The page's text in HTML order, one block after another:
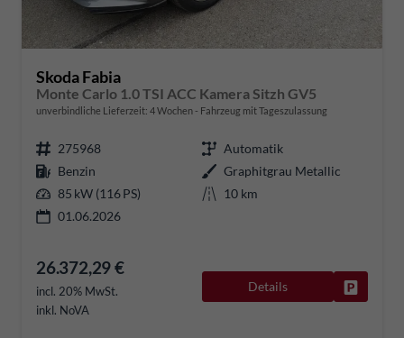
Skoda Fabia
Monte Carlo 1.0 TSI ACC Kamera Sitzh GV5
unverbindliche Lieferzeit: 4 Wochen Fahrzeug mit Tageszulassung
275968
Automatik
Benzin
Graphitgrau Metallic
85 kW (116 PS)
10 km
01.06.2026
26.372,29 €
incl. 20% MwSt.
inkl. NoVA
Details